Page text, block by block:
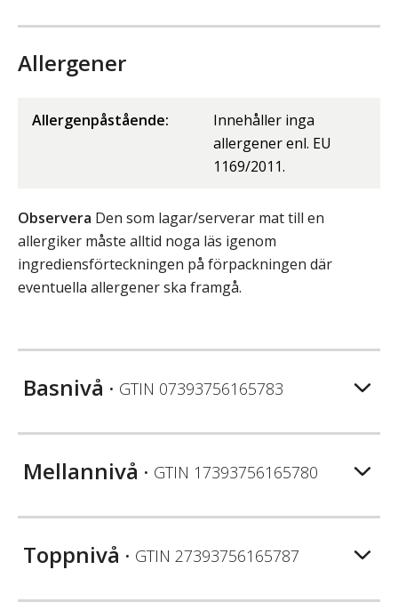
Allergener
Allergenpåstående:
Innehåller inga
allergener enl. EU
1169/2011.
Observera Den som lagar/serverar mat till en
allergiker måste alltid noga läs igenom
ingrediensförteckningen på förpackningen där
eventuella allergener ska framgå.
Basnivå • GTIN 07393756165783
Mellannivå • GTIN 17393756165780
Toppnivå • GTIN 27393756165787